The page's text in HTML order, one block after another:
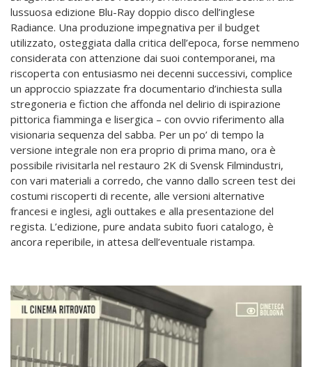
lussuosa edizione Blu-Ray doppio disco dell’inglese
Radiance. Una produzione impegnativa per il budget
utilizzato, osteggiata dalla critica dell’epoca, forse nemmeno
considerata con attenzione dai suoi contemporanei, ma
riscoperta con entusiasmo nei decenni successivi, complice
un approccio spiazzate fra documentario d’inchiesta sulla
stregoneria e fiction che affonda nel delirio di ispirazione
pittorica fiamminga e lisergica – con ovvio riferimento alla
visionaria sequenza del sabba. Per un po’ di tempo la
versione integrale non era proprio di prima mano, ora è
possibile rivisitarla nel restauro 2K di Svensk Filmindustri,
con vari materiali a corredo, che vanno dallo screen test dei
costumi riscoperti di recente, alle versioni alternative
francesi e inglesi, agli outtakes e alla presentazione del
regista. L’edizione, pure andata subito fuori catalogo, è
ancora reperibile, in attesa dell’eventuale ristampa.